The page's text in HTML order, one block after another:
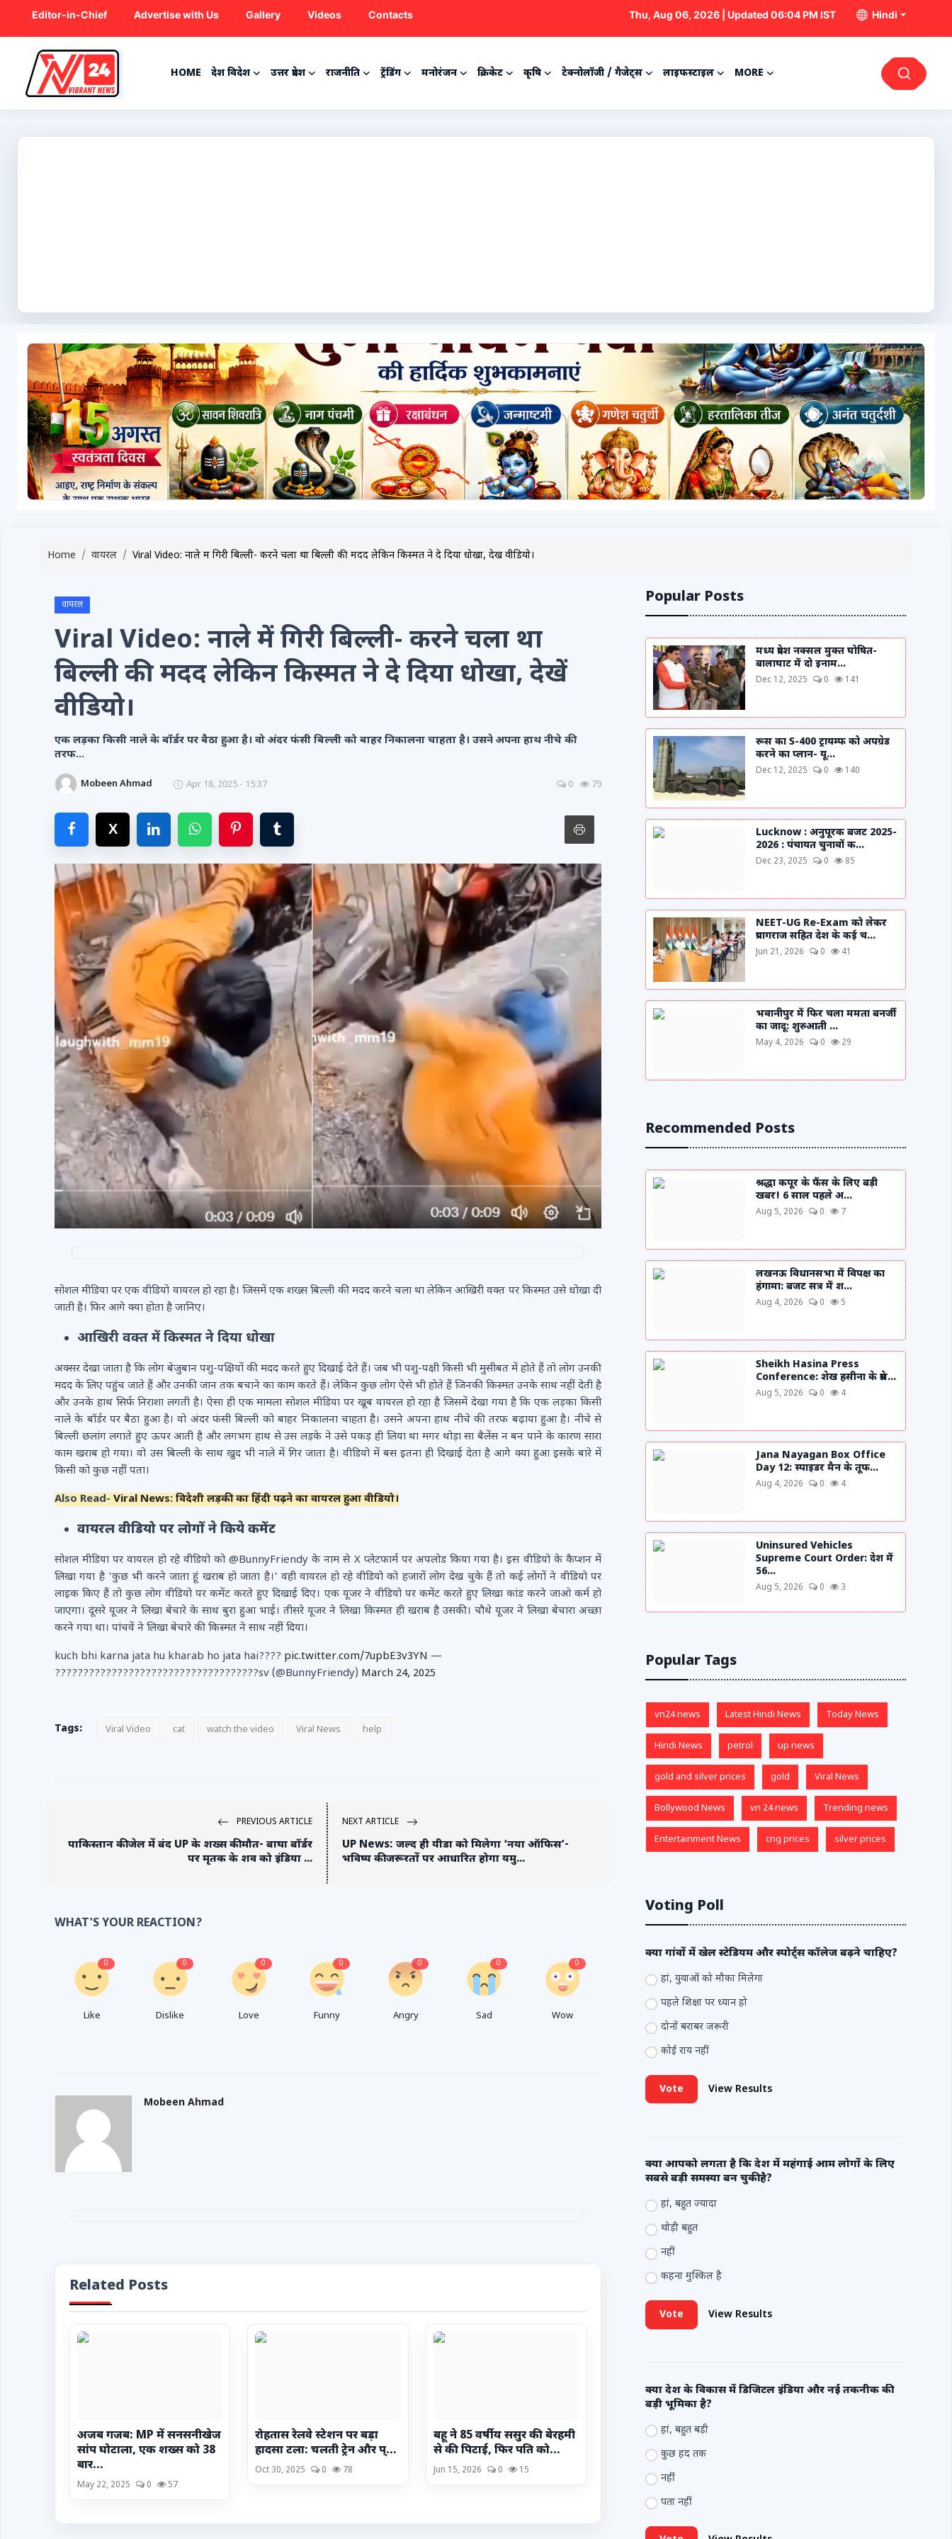
Editor-in-Chief Advertise with Us Gallery Videos Contacts Thu, Aug 06, 2026 | Updated 06:04 PM IST Hindi
HOME देश विदेश उत्तर प्रदेश राजनीति ट्रेंडिंग मनोरंजन क्रिकेट कृषि टेक्नोलॉजी / गैजेट्स लाइफस्टाइल MORE
Home
लाइफस्टाइल
वायरल
स्पेशल
साहित्य
विशेष लेख
Advertise with Us
Videos
Contacts
Home वायरल Viral Video: नाले में गिरी बिल्ली- करने चला था बिल्ली की मदद लेकिन किस्मत ने दे दिया धोखा, देखें वीडियो।
वायरल
Viral Video: नाले में गिरी बिल्ली- करने चला था
बिल्ली की मदद लेकिन किस्मत ने दे दिया धोखा, देखें
वीडियो।
एक लड़का किसी नाले के बॉर्डर पर बैठा हुआ है। वो अंदर फंसी बिल्ली को बाहर निकालना चाहता है। उसने अपना हाथ नीचे की
तरफ...
Mobeen Ahmad Apr 18, 2025 - 15:37 0 79
सोशल मीडिया पर एक वीडियो वायरल हो रहा है। जिसमें एक शख्स बिल्ली की मदद करने चला था लेकिन आखिरी वक्त पर किस्मत उसे धोखा दी
जाती है। फिर आगे क्या होता है जानिए।
आखिरी वक्त में किस्मत ने दिया धोखा
अक्सर देखा जाता है कि लोग बेजुबान पशु-पक्षियों की मदद करते हुए दिखाई देते हैं। जब भी पशु-पक्षी किसी भी मुसीबत में होते हैं तो लोग उनकी
मदद के लिए पहुंच जाते हैं और उनकी जान तक बचाने का काम करते हैं। लेकिन कुछ लोग ऐसे भी होते हैं जिनकी किस्मत उनके साथ नहीं देती है
और उनके हाथ सिर्फ निराशा लगती है। ऐसा ही एक मामला सोशल मीडिया पर खूब वायरल हो रहा है जिसमें देखा गया है कि एक लड़का किसी
नाले के बॉर्डर पर बैठा हुआ है। वो अंदर फंसी बिल्ली को बाहर निकालना चाहता है। उसने अपना हाथ नीचे की तरफ बढ़ाया हुआ है। नीचे से
बिल्ली छलांग लगाते हुए ऊपर आती है और लगभग हाथ से उस लड़के ने उसे पकड़ ही लिया था मगर थोड़ा सा बैलेंस न बन पाने के कारण सारा
काम खराब हो गया। वो उस बिल्ली के साथ खुद भी नाले में गिर जाता है। वीडियो में बस इतना ही दिखाई देता है आगे क्या हुआ इसके बारे में
किसी को कुछ नहीं पता।
Also Read- Viral News: विदेशी लड़की का हिंदी पढ़ने का वायरल हुआ वीडियो।
वायरल वीडियो पर लोगों ने किये कमेंट
सोशल मीडिया पर वायरल हो रहे वीडियो को @BunnyFriendy के नाम से X प्लेटफार्म पर अपलोड किया गया है। इस वीडियो के कैप्शन में
लिखा गया है 'कुछ भी करने जाता हूं खराब हो जाता है।' वही वायरल हो रहे वीडियो को हजारों लोग देख चुके हैं तो कई लोगों ने वीडियो पर
लाइक किए हैं तो कुछ लोग वीडियो पर कमेंट करते हुए दिखाई दिए। एक यूजर ने वीडियो पर कमेंट करते हुए लिखा कांड करने जाओ कर्म हो
जाएगा। दूसरे यूजर ने लिखा बेचारे के साथ बुरा हुआ भाई। तीसरे यूजर ने लिखा किस्मत ही खराब है उसकी। चौथे यूजर ने लिखा बेचारा अच्छा
करने गया था। पांचवें ने लिखा बेचारे की किस्मत ने साथ नहीं दिया।
kuch bhi karna jata hu kharab ho jata hai???? pic.twitter.com/7upbE3v3YN —
????????????????????????????????????sv (@BunnyFriendy) March 24, 2025
Tags: Viral Video cat watch the video Viral News help
PREVIOUS ARTICLE
पाकिस्तान की जेल में बंद UP के शख्स की मौत- बाघा बॉर्डर
पर मृतक के शव को इंडिया ...
NEXT ARTICLE
UP News: जल्द ही यीडा को मिलेगा ‘नया ऑफिस’-
भविष्य की जरूरतों पर आधारित होगा यमु...
WHAT'S YOUR REACTION?
0
Like
0
Dislike
0
Love
0
Funny
0
Angry
0
Sad
0
Wow
Mobeen Ahmad
Related Posts
अजब गजब: MP में सनसनीखेज
सांप घोटाला, एक शख्स को 38
बार...
May 22, 2025 0 57
रोहतास रेलवे स्टेशन पर बड़ा
हादसा टला: चलती ट्रेन और प्...
Oct 30, 2025 0 78
बहू ने 85 वर्षीय ससुर की बेरहमी
से की पिटाई, फिर पति को...
Jun 15, 2026 0 15
Popular Posts
मध्य प्रदेश नक्सल मुक्त घोषित-
बालाघाट में दो इनाम...
Dec 12, 2025 0 141
रूस का S-400 ट्रायम्फ को अपग्रेड
करने का प्लान- यू...
Dec 12, 2025 0 140
Lucknow : अनुपूरक बजट 2025-
2026 : पंचायत चुनावों क...
Dec 23, 2025 0 85
NEET-UG Re-Exam को लेकर
प्रयागराज सहित देश के कई च...
Jun 21, 2026 0 41
भवानीपुर में फिर चला ममता बनर्जी
का जादू: शुरुआती ...
May 4, 2026 0 29
Recommended Posts
श्रद्धा कपूर के फैंस के लिए बड़ी
खबर! 6 साल पहले अ...
Aug 5, 2026 0 7
लखनऊ विधानसभा में विपक्ष का
हंगामा: बजट सत्र में श...
Aug 4, 2026 0 5
Sheikh Hasina Press
Conference: शेख हसीना के प्रेस...
Aug 5, 2026 0 4
Jana Nayagan Box Office
Day 12: स्पाइडर मैन के तूफ...
Aug 4, 2026 0 4
Uninsured Vehicles
Supreme Court Order: देश में
56...
Aug 5, 2026 0 3
Popular Tags
vn24 news Latest Hindi News Today News
Hindi News petrol up news
gold and silver prices gold Viral News
Bollywood News vn 24 news Trending news
Entertainment News cng prices silver prices
Voting Poll
क्या गांवों में खेल स्टेडियम और स्पोर्ट्स कॉलेज बढ़ने चाहिए?
हां, युवाओं को मौका मिलेगा
पहले शिक्षा पर ध्यान हो
दोनों बराबर जरूरी
कोई राय नहीं
Vote View Results
क्या आपको लगता है कि देश में महंगाई आम लोगों के लिए
सबसे बड़ी समस्या बन चुकी है?
हां, बहुत ज्यादा
थोड़ी बहुत
नहीं
कहना मुश्किल है
Vote View Results
क्या देश के विकास में डिजिटल इंडिया और नई तकनीक की
बड़ी भूमिका है?
हां, बहुत बड़ी
कुछ हद तक
नहीं
पता नहीं